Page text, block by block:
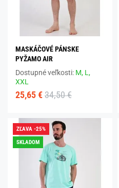
MASKÁČOVÉ PÁNSKE
PYŽAMO AIR
Dostupné veľkosti: M, L,
XXL
25,65 € 34,50 €
ZĽAVA -25%
SKLADOM